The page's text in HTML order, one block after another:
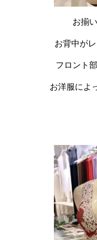
お揃
お背中が
フロント
お洋服によ